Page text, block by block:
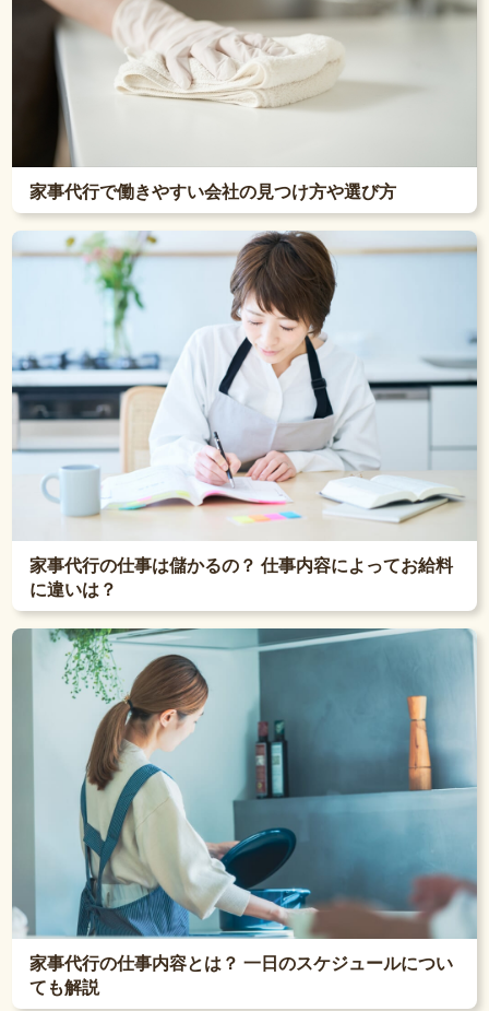
家事代行で働きやすい会社の見つけ方や選び方
家事代行の仕事は儲かるの？ 仕事内容によってお給料
に違いは？
家事代行の仕事内容とは？ 一日のスケジュールについ
ても解説